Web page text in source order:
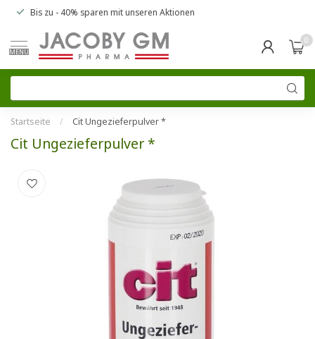
Bis zu - 40% sparen mit unseren Aktionen
MENU
0
Startseite / Cit Ungezieferpulver *
Cit Ungezieferpulver *